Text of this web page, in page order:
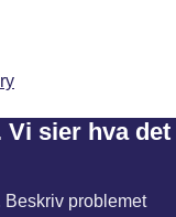
Vi sier hva det
Beskriv problemet